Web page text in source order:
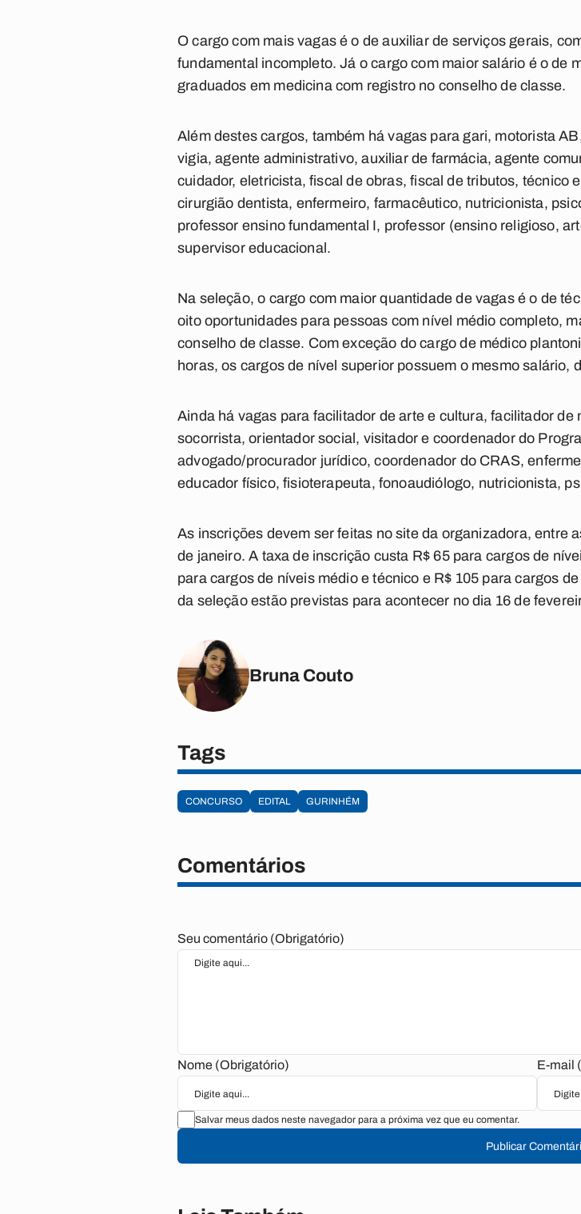
O cargo com mais vagas é o de auxiliar de serviços gerais,
fundamental incompleto. Já o cargo com maior salário é o de
graduados em medicina com registro no conselho de classe.
Além destes cargos, também há vagas para gari, motorista
vigia, agente administrativo, auxiliar de farmácia, agente
cuidador, eletricista, fiscal de obras, fiscal de tributos, técnico
cirurgião dentista, enfermeiro, farmacêutico, nutricionista,
professor ensino fundamental I, professor (ensino religioso,
supervisor educacional.
Na seleção, o cargo com maior quantidade de vagas é o de
oito oportunidades para pessoas com nível médio completo,
conselho de classe. Com exceção do cargo de médico
horas, os cargos de nível superior possuem o mesmo salário,
Ainda há vagas para facilitador de arte e cultura, facilitador
socorrista, orientador social, visitador e coordenador do
advogado/procurador jurídico, coordenador do CRAS,
educador físico, fisioterapeuta, fonoaudiólogo, nutricionista,
As inscrições devem ser feitas no site da organizadora, entre
de janeiro. A taxa de inscrição custa R$ 65 para cargos de
para cargos de níveis médio e técnico e R$ 105 para cargos
da seleção estão previstas para acontecer no dia 16 de
Bruna Couto
Tags
CONCURSO EDITAL GURINHÉM
Comentários
Seu comentário (Obrigatório)
Nome (Obrigatório) E-mail
Salvar meus dados neste navegador para a próxima vez que eu comentar.
Publicar